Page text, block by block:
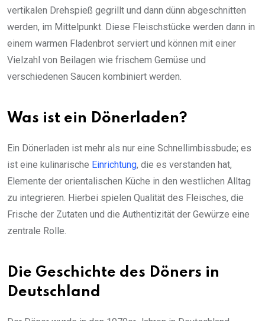
vertikalen Drehspieß gegrillt und dann dünn abgeschnitten
werden, im Mittelpunkt. Diese Fleischstücke werden dann in
einem warmen Fladenbrot serviert und können mit einer
Vielzahl von Beilagen wie frischem Gemüse und
verschiedenen Saucen kombiniert werden.
Was ist ein Dönerladen?
Ein Dönerladen ist mehr als nur eine Schnellimbissbude; es
ist eine kulinarische Einrichtung, die es verstanden hat,
Elemente der orientalischen Küche in den westlichen Alltag
zu integrieren. Hierbei spielen Qualität des Fleisches, die
Frische der Zutaten und die Authentizität der Gewürze eine
zentrale Rolle.
Die Geschichte des Döners in
Deutschland